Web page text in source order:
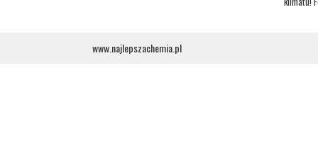
www.najlepszachemia.pl